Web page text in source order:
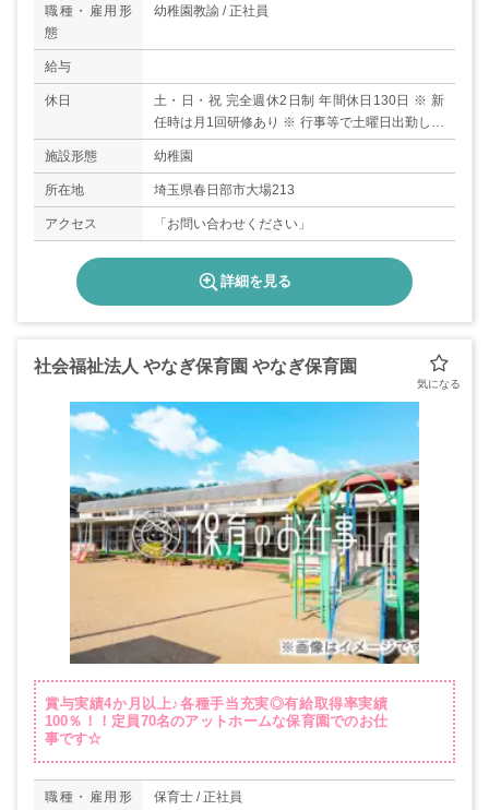
職種・雇用形
態
幼稚園教諭 / 正社員
給与
休日
土・日・祝 完全週休2日制 年間休日130日 ※ 新
任時は月1回研修あり ※ 行事等で土曜日出勤した
場合代休あり 産前・産後休暇（取得・復帰実績
あり） 育児休暇（取得・復帰実績あり） 介護・
看護休暇（取得・復帰実績あり） 夏期休暇 冬期
休暇 春期休暇 有給休暇は法定通り
施設形態 幼稚園
所在地 埼玉県春日部市大場213
アクセス 「お問い合わせください」
詳細を見る
社会福祉法人 やなぎ保育園 やなぎ保育園
賞与実績4か月以上♪各種手当充実◎有給取得率実績
100％！！定員70名のアットホームな保育園でのお仕
事です☆
職種・雇用形
保育士 / 正社員